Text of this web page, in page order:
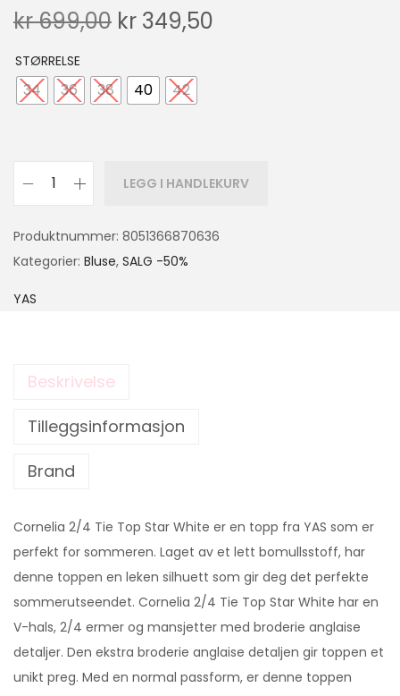
kr699,00 kr 349,50
STØRRELSE
34 36 38 40 42
LEGG I HANDLEKURV
Produktnummer: 8051366870636
Kategorier: Bluse, SALG -50%
YAS
Beskrivelse
Tilleggsinformasjon
Brand
Cornelia 2/4 Tie Top Star White er en topp fra YAS som er
perfekt for sommeren. Laget av et lett bomullsstoff, har
denne toppen en leken silhuett som gir deg det perfekte
sommerutseendet. Cornelia 2/4 Tie Top Star White har en
V-hals, 2/4 ermer og mansjetter med broderie anglaise
detaljer. Den ekstra broderie anglaise detaljen gir toppen et
unikt preg. Med en normal passform, er denne toppen